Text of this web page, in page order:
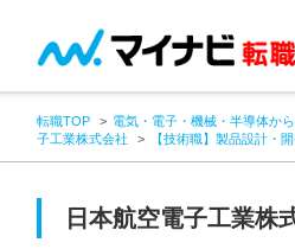
転職TOP 電気・電子・機械・半導体か
子工業株式会社
【技術職】製品設計・
日本航空電子工業株